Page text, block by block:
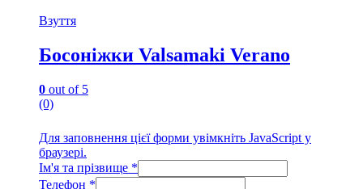
Взуття
Босоніжки Valsamaki Verano
0 out of 5
(0)
Для заповнення цієї форми увімкніть JavaScript у
браузері.
Ім'я та прізвище *
Телефон *